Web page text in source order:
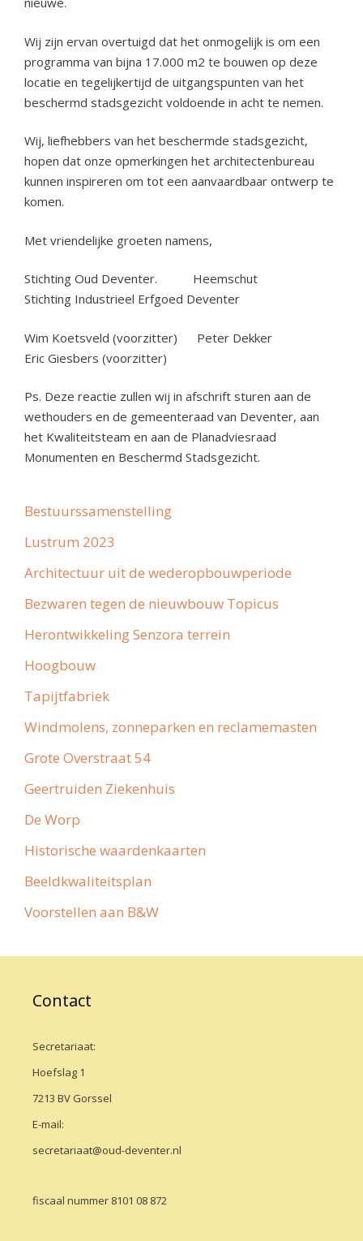
Wij zijn ervan overtuigd dat het onmogelijk is om een
programma van bijna 17.000 m2 te bouwen op deze
locatie en tegelijkertijd de uitgangspunten van het
beschermd stadsgezicht voldoende in acht te nemen.
Wij, liefhebbers van het beschermde stadsgezicht,
hopen dat onze opmerkingen het architectenbureau
kunnen inspireren om tot een aanvaardbaar ontwerp te
komen.
Met vriendelijke groeten namens,
Stichting Oud Deventer. Heemschut
Stichting Industrieel Erfgoed Deventer
Wim Koetsveld (voorzitter) Peter Dekker
Eric Giesbers (voorzitter)
Ps. Deze reactie zullen wij in afschrift sturen aan de
wethouders en de gemeenteraad van Deventer, aan
het Kwaliteitsteam en aan de Planadviesraad
Monumenten en Beschermd Stadsgezicht.
Bestuurssamenstelling
Lustrum 2023
Architectuur uit de wederopbouwperiode
Bezwaren tegen de nieuwbouw Topicus
Herontwikkeling Senzora terrein
Hoogbouw
Tapijtfabriek
Windmolens, zonneparken en reclamemasten
Grote Overstraat 54
Geertruiden Ziekenhuis
De Worp
Historische waardenkaarten
Beeldkwaliteitsplan
Voorstellen aan B&W
Contact
Secretariaat:
Hoefslag 1
7213 BV Gorssel
E-mail:
secretariaat@oud-deventer.nl
fiscaal nummer 8101 08 872